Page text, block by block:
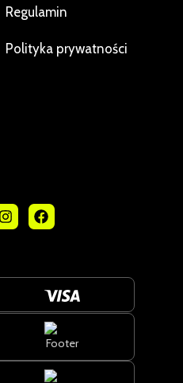
Regulamin
Polityka prywatności